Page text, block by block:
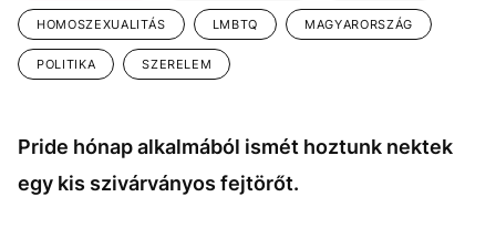
HOMOSZEXUALITÁS LMBTQ MAGYARORSZÁG
POLITIKA SZERELEM
Pride hónap alkalmából ismét hoztunk nektek
egy kis szivárványos fejtörőt.